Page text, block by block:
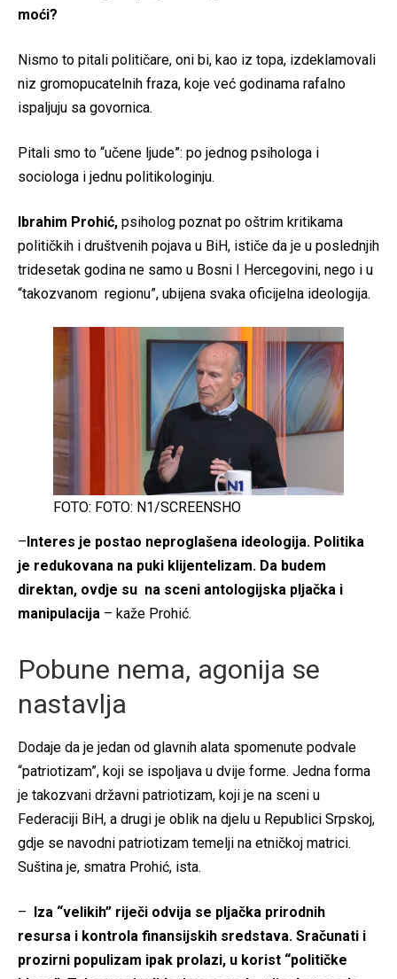
moći?
Nismo to pitali političare, oni bi, kao iz topa, izdeklamovali
niz gromopucatelnih fraza, koje već godinama rafalno
ispaljuju sa govornica.
Pitali smo to “učene ljude”: po jednog psihologa i
sociologa i jednu politikologinju.
Ibrahim Prohić, psiholog poznat po oštrim kritikama
političkih i društvenih pojava u BiH, ističe da je u poslednjih
tridesetak godina ne samo u Bosni I Hercegovini, nego i u
“takozvanom regionu”, ubijena svaka oficijelna ideologija.
FOTO: FOTO: N1/SCREENSHO
–Interes je postao neproglašena ideologija. Politika
je redukovana na puki klijentelizam. Da budem
direktan, ovdje su na sceni antologijska pljačka i
manipulacija – kaže Prohić.
Pobune nema, agonija se
nastavlja
Dodaje da je jedan od glavnih alata spomenute podvale
“patriotizam”, koji se ispoljava u dvije forme. Jedna forma
je takozvani državni patriotizam, koji je na sceni u
Federaciji BiH, a drugi je oblik na djelu u Republici Srpskoj,
gdje se navodni patriotizam temelji na etničkoj matrici.
Suština je, smatra Prohić, ista.
– Iza “velikih” riječi odvija se pljačka prirodnih
resursa i kontrola finansijskih sredstava. Sračunati i
prozirni populizam ipak prolazi, u korist “političke